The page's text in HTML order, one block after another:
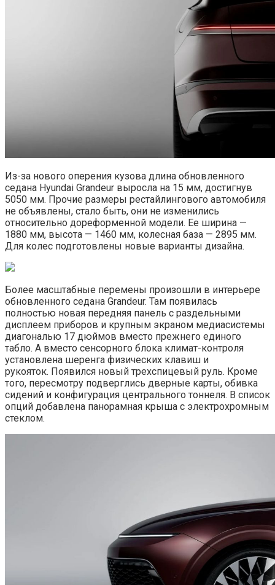
Из-за нового оперения кузова длина обновленного
седана Hyundai Grandeur выросла на 15 мм, достигнув
5050 мм. Прочие размеры рестайлингового автомобиля
не объявлены, стало быть, они не изменились
относительно дореформенной модели. Ее ширина —
1880 мм, высота — 1460 мм, колесная база — 2895 мм.
Для колес подготовлены новые варианты дизайна.
Более масштабные перемены произошли в интерьере
обновленного седана Grandeur. Там появилась
полностью новая передняя панель с раздельными
дисплеем приборов и крупным экраном медиасистемы
диагональю 17 дюймов вместо прежнего единого
табло. А вместо сенсорного блока климат-контроля
установлена шеренга физических клавиш и
рукояток. Появился новый трехспицевый руль. Кроме
того, пересмотру подверглись дверные карты, обивка
сидений и конфигурация центрального тоннеля. В список
опций добавлена панорамная крыша с электрохромным
стеклом.